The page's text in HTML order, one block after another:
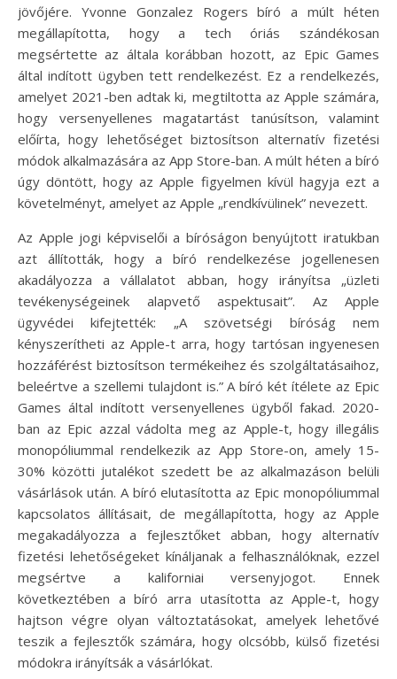
jövőjére. Yvonne Gonzalez Rogers bíró a múlt héten
megállapította, hogy a tech óriás szándékosan
megsértette az általa korábban hozott, az Epic Games
által indított ügyben tett rendelkezést. Ez a rendelkezés,
amelyet 2021-ben adtak ki, megtiltotta az Apple számára,
hogy versenyellenes magatartást tanúsítson, valamint
előírta, hogy lehetőséget biztosítson alternatív fizetési
módok alkalmazására az App Store-ban. A múlt héten a bíró
úgy döntött, hogy az Apple figyelmen kívül hagyja ezt a
követelményt, amelyet az Apple „rendkívülinek” nevezett.
Az Apple jogi képviselői a bíróságon benyújtott iratukban
azt állították, hogy a bíró rendelkezése jogellenesen
akadályozza a vállalatot abban, hogy irányítsa „üzleti
tevékenységeinek alapvető aspektusait”. Az Apple
ügyvédei kifejtették: „A szövetségi bíróság nem
kényszerítheti az Apple-t arra, hogy tartósan ingyenesen
hozzáférést biztosítson termékeihez és szolgáltatásaihoz,
beleértve a szellemi tulajdont is.” A bíró két ítélete az Epic
Games által indított versenyellenes ügyből fakad. 2020-
ban az Epic azzal vádolta meg az Apple-t, hogy illegális
monopóliummal rendelkezik az App Store-on, amely 15-
30% közötti jutalékot szedett be az alkalmazáson belüli
vásárlások után. A bíró elutasította az Epic monopóliummal
kapcsolatos állításait, de megállapította, hogy az Apple
megakadályozza a fejlesztőket abban, hogy alternatív
fizetési lehetőségeket kínáljanak a felhasználóknak, ezzel
megsértve a kaliforniai versenyjogot. Ennek
következtében a bíró arra utasította az Apple-t, hogy
hajtson végre olyan változtatásokat, amelyek lehetővé
teszik a fejlesztők számára, hogy olcsóbb, külső fizetési
módokra irányítsák a vásárlókat.